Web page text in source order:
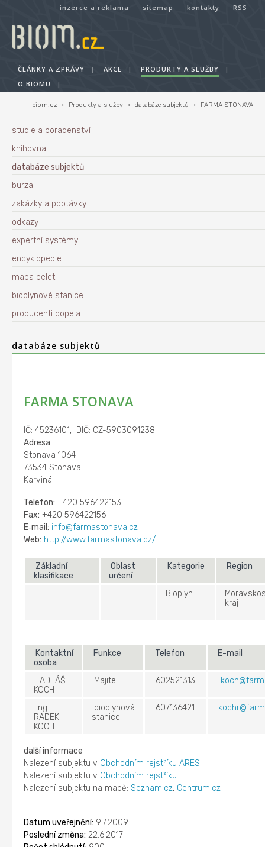
inzerce a reklama sitemap kontakty RSS
ČLÁNKY A ZPRÁVY | AKCE | PRODUKTY A SLUŽBY
|
O BIOMU
|
biom.cz › Produkty a služby › databáze subjektů › FARMA STONAVA
studie a poradenství
knihovna
databáze subjektů
burza
zakázky a poptávky
odkazy
expertní systémy
encyklopedie
mapa pelet
bioplynové stanice
producenti popela
databáze subjektů
FARMA STONAVA
IČ: 45236101, DIČ: CZ-5903091238
Adresa
Stonava 1064
73534 Stonava
Karviná
Telefon: +420 596422153
Fax: +420 596422156
E‑mail: info@farmastonava.cz
Web: http://www.farmastonava.cz/
Základní
klasifikace
Oblast
určení
Kategorie Region
Bioplyn
kraj
Kontaktní
osoba
Funkce Telefon E-mail
TADEÁŠ
KOCH
Majitel 602521313
Ing.
RADEK
KOCH
bioplynová
stanice
607136421
další informace
Nalezení subjektu v Obchodním rejstříku ARES
Nalezení subjektu v Obchodním rejstříku
Nalezení subjektu na mapě:Seznam.cz, Centrum.cz
Datum uveřejnění: 9.7.2009
Poslední změna: 22.6.2017